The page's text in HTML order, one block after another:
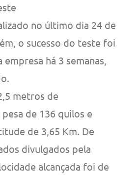
no último dia 24 de
o sucesso do teste foi
há 3 semanas,
metros de
de 136 quilos e
de 3,65 Km. De
divulgados pela
alcançada foi de